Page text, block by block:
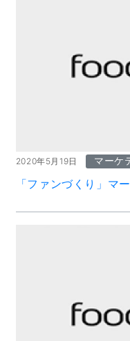
2020年5月19日 マーケ
「ファンづくり」マ